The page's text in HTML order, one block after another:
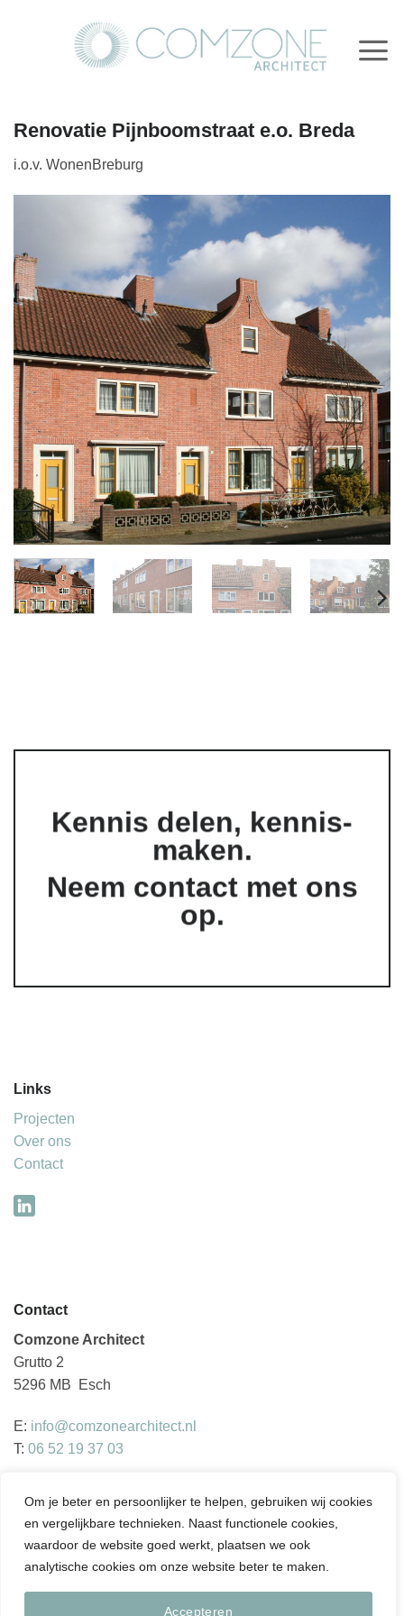
Om je beter en persoonlijker te helpen, gebruiken wij cookies
en vergelijkbare technieken. Naast functionele cookies,
waardoor de website goed werkt, plaatsen we ook
analytische cookies om onze website beter te maken.
Accepteren
Renovatie Pijnboomstraat e.o. Breda
i.o.v. WonenBreburg
Kennis delen, kennis-
maken.
Neem contact met ons
op.
Links
Projecten
Over ons
Contact
Contact
Comzone Architect
Grutto 2
5296 MB Esch
E: info@comzonearchitect.nl
T: 06 52 19 37 03
Copyright 2026 © Comzone Architect